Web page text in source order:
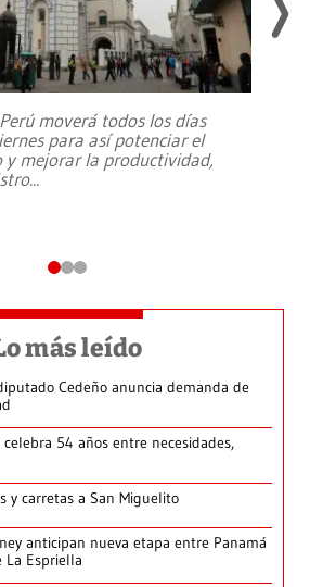
moverá todos los días
para así potenciar el
y mejorar la productividad,
...
más leído
Cedeño anuncia demanda de
54 años entre necesidades,
y carretas a San Miguelito
anticipan nueva etapa entre Panamá
La Espriella